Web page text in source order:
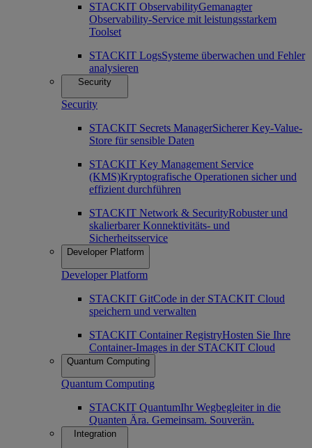
STACKIT ObservabilityGemanagter
Observability-Service mit leistungsstarkem
Toolset
STACKIT LogsSysteme überwachen und Fehler
analysieren
Security
Security
STACKIT Secrets ManagerSicherer Key-Value-
Store für sensible Daten
STACKIT Key Management Service
(KMS)Kryptografische Operationen sicher und
effizient durchführen
STACKIT Network & SecurityRobuster und
skalierbarer Konnektivitäts- und
Sicherheitsservice
Developer Platform
Developer Platform
STACKIT GitCode in der STACKIT Cloud
speichern und verwalten
STACKIT Container RegistryHosten Sie Ihre
Container-Images in der STACKIT Cloud
Quantum Computing
Quantum Computing
STACKIT QuantumIhr Wegbegleiter in die
Quanten Ära. Gemeinsam. Souverän.
Integration